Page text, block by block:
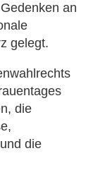
an
gelegt.
die
die